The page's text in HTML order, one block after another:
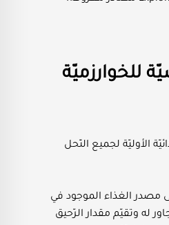
للخوارزميّة
الأوليّة لجميع النّحل
مصدر الغذاء الموجود في
له وتقيّم مقدار الرّحيق